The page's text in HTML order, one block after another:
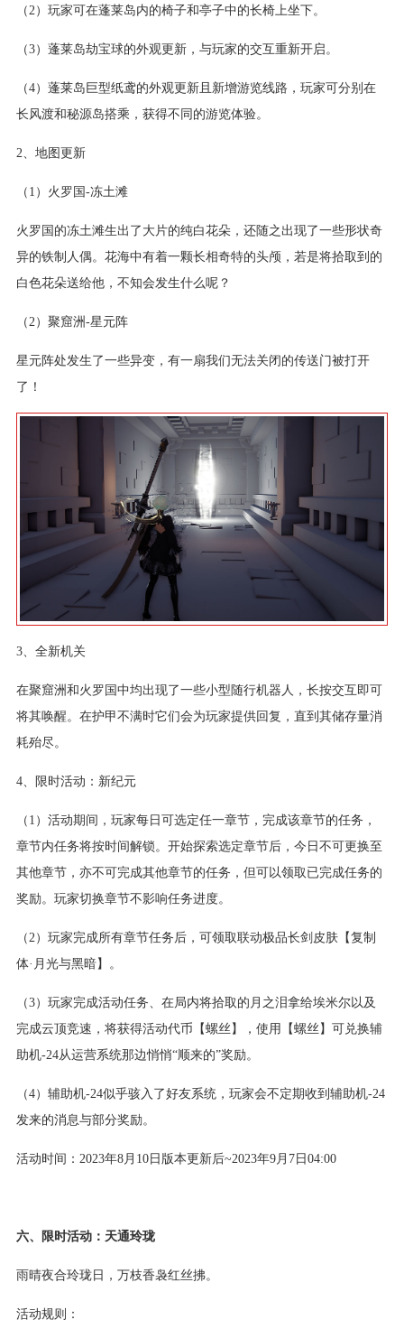
（2）玩家可在蓬莱岛内的椅子和亭子中的长椅上坐下。
（3）蓬莱岛劫宝球的外观更新，与玩家的交互重新开启。
（4）蓬莱岛巨型纸鸢的外观更新且新增游览线路，玩家可分别在
长风渡和秘源岛搭乘，获得不同的游览体验。
2、地图更新
（1）火罗国-冻土滩
火罗国的冻土滩生出了大片的纯白花朵，还随之出现了一些形状奇
异的铁制人偶。花海中有着一颗长相奇特的头颅，若是将拾取到的
白色花朵送给他，不知会发生什么呢？
（2）聚窟洲-星元阵
星元阵处发生了一些异变，有一扇我们无法关闭的传送门被打开
了！
3、全新机关
在聚窟洲和火罗国中均出现了一些小型随行机器人，长按交互即可
将其唤醒。在护甲不满时它们会为玩家提供回复，直到其储存量消
耗殆尽。
4、限时活动：新纪元
（1）活动期间，玩家每日可选定任一章节，完成该章节的任务，
章节内任务将按时间解锁。开始探索选定章节后，今日不可更换至
其他章节，亦不可完成其他章节的任务，但可以领取已完成任务的
奖励。玩家切换章节不影响任务进度。
（2）玩家完成所有章节任务后，可领取联动极品长剑皮肤【复制
体·月光与黑暗】。
（3）玩家完成活动任务、在局内将拾取的月之泪拿给埃米尔以及
完成云顶竞速，将获得活动代币【螺丝】，使用【螺丝】可兑换辅
助机-24从运营系统那边悄悄“顺来的”奖励。
（4）辅助机-24似乎骇入了好友系统，玩家会不定期收到辅助机-24
发来的消息与部分奖励。
活动时间：2023年8月10日版本更新后~2023年9月7日04:00
六、限时活动：天通玲珑
雨晴夜合玲珑日，万枝香袅红丝拂。
活动规则：